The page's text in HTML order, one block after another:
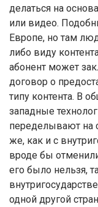
делаться на
или видео.
Европе, но там
либо виду
абонент может
договор о
типу контента. В
западные
переделывают на
же, как и с
вроде бы
его было нельзя,
одной другой